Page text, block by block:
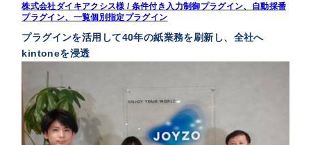
株式会社ダイキアクシス様 / 条件付き入力制御プラグイン、自動採番
プラグイン、一覧個別指定プラグイン
プラグインを活用して40年の紙業務を刷新し、全社へ
kintoneを浸透